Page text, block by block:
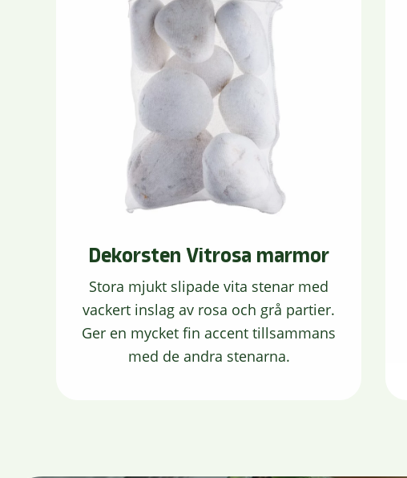
Dekorsten Vitrosa marmor
Stora mjukt slipade vita stenar med
vackert inslag av rosa och grå partier.
Ger en mycket fin accent tillsammans
med de andra stenarna.